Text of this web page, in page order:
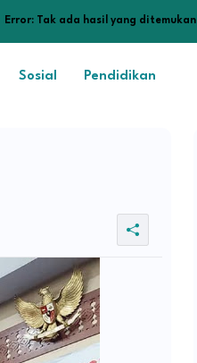
Error: Tak ada hasil yang ditemukan
Sosial Pendidikan